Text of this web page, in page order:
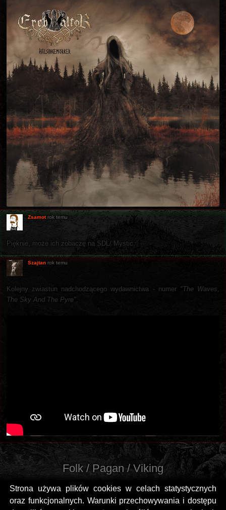
Strona używa plików cookies w celach statystycznych
oraz funkcjonalnych. Warunki przechowywania i dostępu
Zsamot rok temu
Pięknie, może ich zobaczę na SDL/ Mystic.
Szajtan rok temu
Kolejny zwiastun nadchodzącego wydawnictwa - numer "The Waves,
The Sky And The Pyre".
Folk / Pagan / Viking